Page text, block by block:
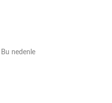
Bu nedenle